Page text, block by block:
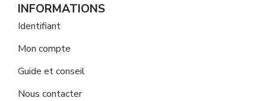
INFORMATIONS
Identifiant
Mon compte
Guide et conseil
Nous contacter